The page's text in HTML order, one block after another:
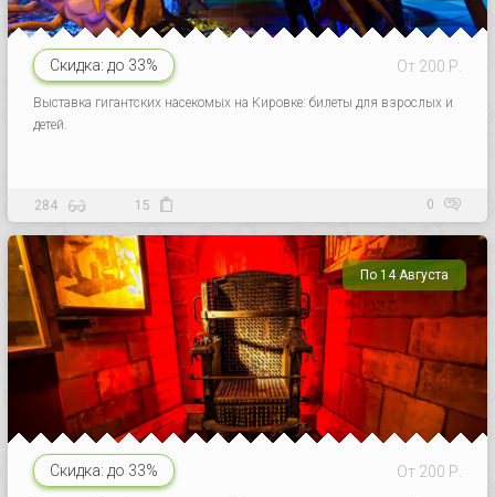
Скидка: до 33% От 200 Р.
Выставка гигантских насекомых на Кировке: билеты для взрослых и
детей.
284 15 0
По 14 Августа
Скидка: до 33% От 200 Р.